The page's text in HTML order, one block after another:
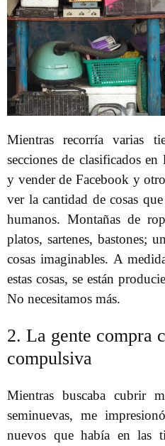
Mientras recorría varias
secciones de clasificados
y vender de Facebook y
ver la cantidad de cosas
humanos. Montañas de
platos, sartenes, bastones;
cosas imaginables. A
estas cosas, se están
No necesitamos más.
2. La gente compra
compulsiva
Mientras buscaba cubrir
seminuevas, me
nuevos que había en las